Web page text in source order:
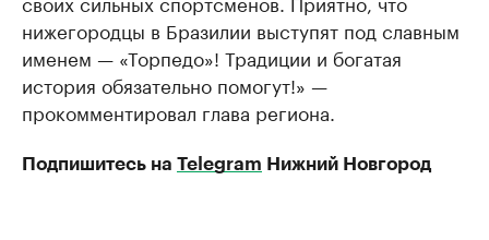
нижегородцы в Бразилии выступят под славным
именем — «Торпедо»! Традиции и богатая
история обязательно помогут!» —
прокомментировал глава региона.
Подпишитесь на Telegram Нижний Новгород